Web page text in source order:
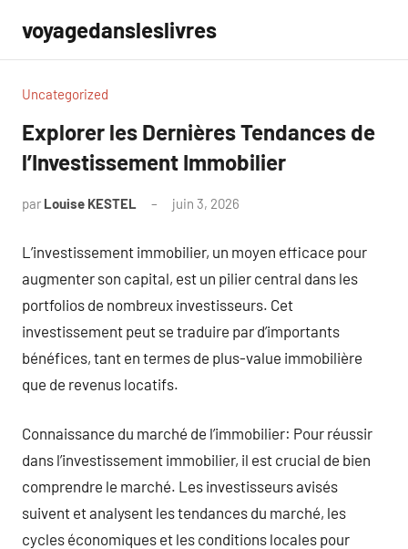
contenu
voyagedansleslivres
Uncategorized
Explorer les Dernières Tendances de
l’Investissement Immobilier
par Louise KESTEL juin 3, 2026
L’investissement immobilier, un moyen efficace pour
augmenter son capital, est un pilier central dans les
portfolios de nombreux investisseurs. Cet
investissement peut se traduire par d’importants
bénéfices, tant en termes de plus-value immobilière
que de revenus locatifs.
Connaissance du marché de l’immobilier: Pour réussir
dans l’investissement immobilier, il est crucial de bien
comprendre le marché. Les investisseurs avisés
suivent et analysent les tendances du marché, les
cycles économiques et les conditions locales pour